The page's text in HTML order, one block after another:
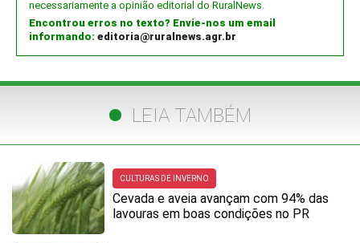
necessariamente a opinião editorial do RuralNews.
Encontrou erros no texto? Envie-nos um email
informando: editoria@ruralnews.agr.br
LEIA TAMBÉM
CULTURAS DE INVERNO
Cevada e aveia avançam com 94% das
lavouras em boas condições no PR